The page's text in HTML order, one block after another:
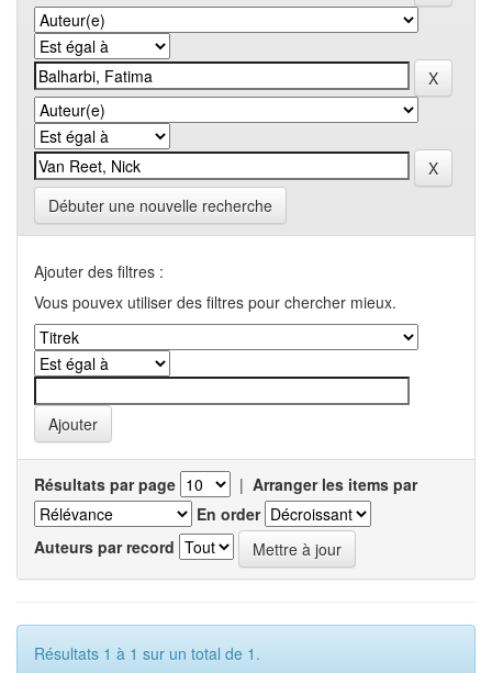
Débuter une nouvelle recherche
Ajouter des filtres :
Vous pouvex utiliser des filtres pour chercher mieux.
Résultats par page | Arranger les items par
En order
Auteurs par record
Résultats 1 à 1 sur un total de 1.